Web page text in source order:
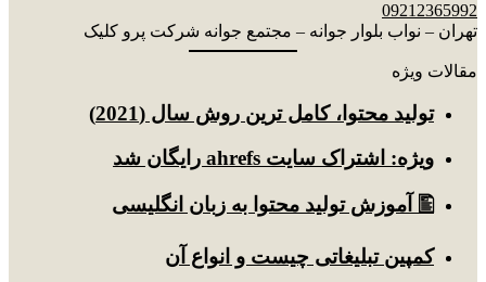
09212365992
تهران – نواب بلوار جوانه – مجتمع جوانه شرکت پرو کلیک
مقالات ویژه
توليد محتوا، کامل ترین روش سال (2021)
ویژه: اشتراک سایت ahrefs رایگان شد
🖺 آموزش تولید محتوا به زبان انگلیسی
کمپین تبلیغاتی چیست و انواع آن